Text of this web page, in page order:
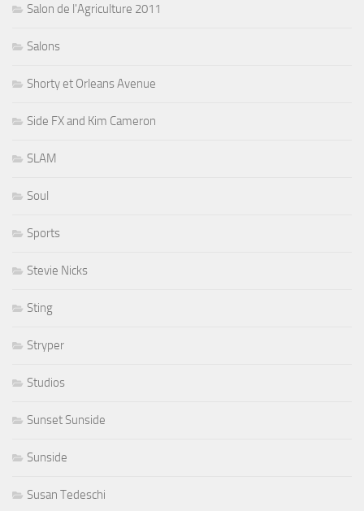
Salon de l'Agriculture 2011
Salons
Shorty et Orleans Avenue
Side FX and Kim Cameron
SLAM
Soul
Sports
Stevie Nicks
Sting
Stryper
Studios
Sunset Sunside
Sunside
Susan Tedeschi